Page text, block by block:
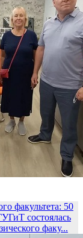
факультета: 50
состоялась
факу...